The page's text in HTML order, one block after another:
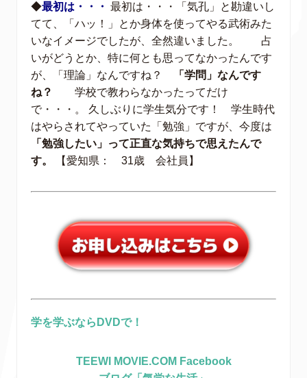
◆最初は・・・ 最初は・・・「気孔」と勘違いし
てて、「ハッ！」とか身体を使ってやる武術みた
いなイメージでしたが、全然違いました。 占
いがどうとか、特に何とも思ってなかったんです
が、「理論」なんですね？
「学問」なんです
ね？
学校で教わらなかったってだけ
で・・・。 久しぶりに学生気分です！ 学生時代
はやらされてやっていた「勉強」ですが、今度は
「勉強したい」って正直な気持ちで思えたんで
す。
【愛知県： 31歳 会社員】
学を学ぶならDVDで！
TEEWI MOVIE.COM Facebook